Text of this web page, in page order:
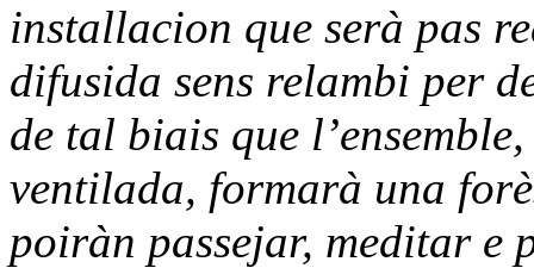
installacion que serà pas
difusida sens relambi per
de tal biais que
ventilada, formarà una
poiràn passejar, meditar e